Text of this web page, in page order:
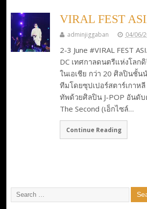
VIRAL FEST
adminjiggaban 04/06/
2-3 June #VIRAL FEST
DC เทศกาลดนตรีแห่งโลก
ในเอเชีย กว่า 20 ศิลปินชั้น
ทีมโดยซุปเปอร์สตาร์เกาหลี
ทัพด้วยศิลปิน J-POP อันดับ
The Second (เอ็กไซล์…
Continue Reading